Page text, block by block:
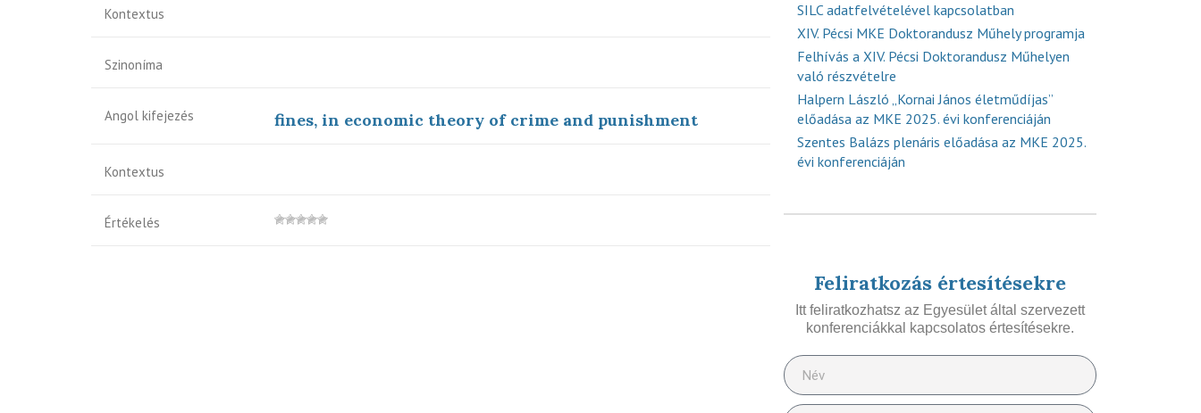
Kontextus
Szinoníma
Angol kifejezés fines, in economic theory of crime and punishment
Kontextus
Értékelés
SILC adatfelvételével kapcsolatban
XIV. Pécsi MKE Doktorandusz Műhely programja
Felhívás a XIV. Pécsi Doktorandusz Műhelyen
való részvételre
Halpern László „Kornai János életműdíjas”
előadása az MKE 2025. évi konferenciáján
Szentes Balázs plenáris előadása az MKE 2025.
évi konferenciáján
Feliratkozás értesítésekre
Itt feliratkozhatsz az Egyesület által szervezett
konferenciákkal kapcsolatos értesítésekre.